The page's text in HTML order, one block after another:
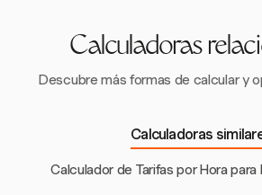
Calculadoras
Descubre más formas de calcular y
Calculadoras
Calculador de Tarifas por Hora para